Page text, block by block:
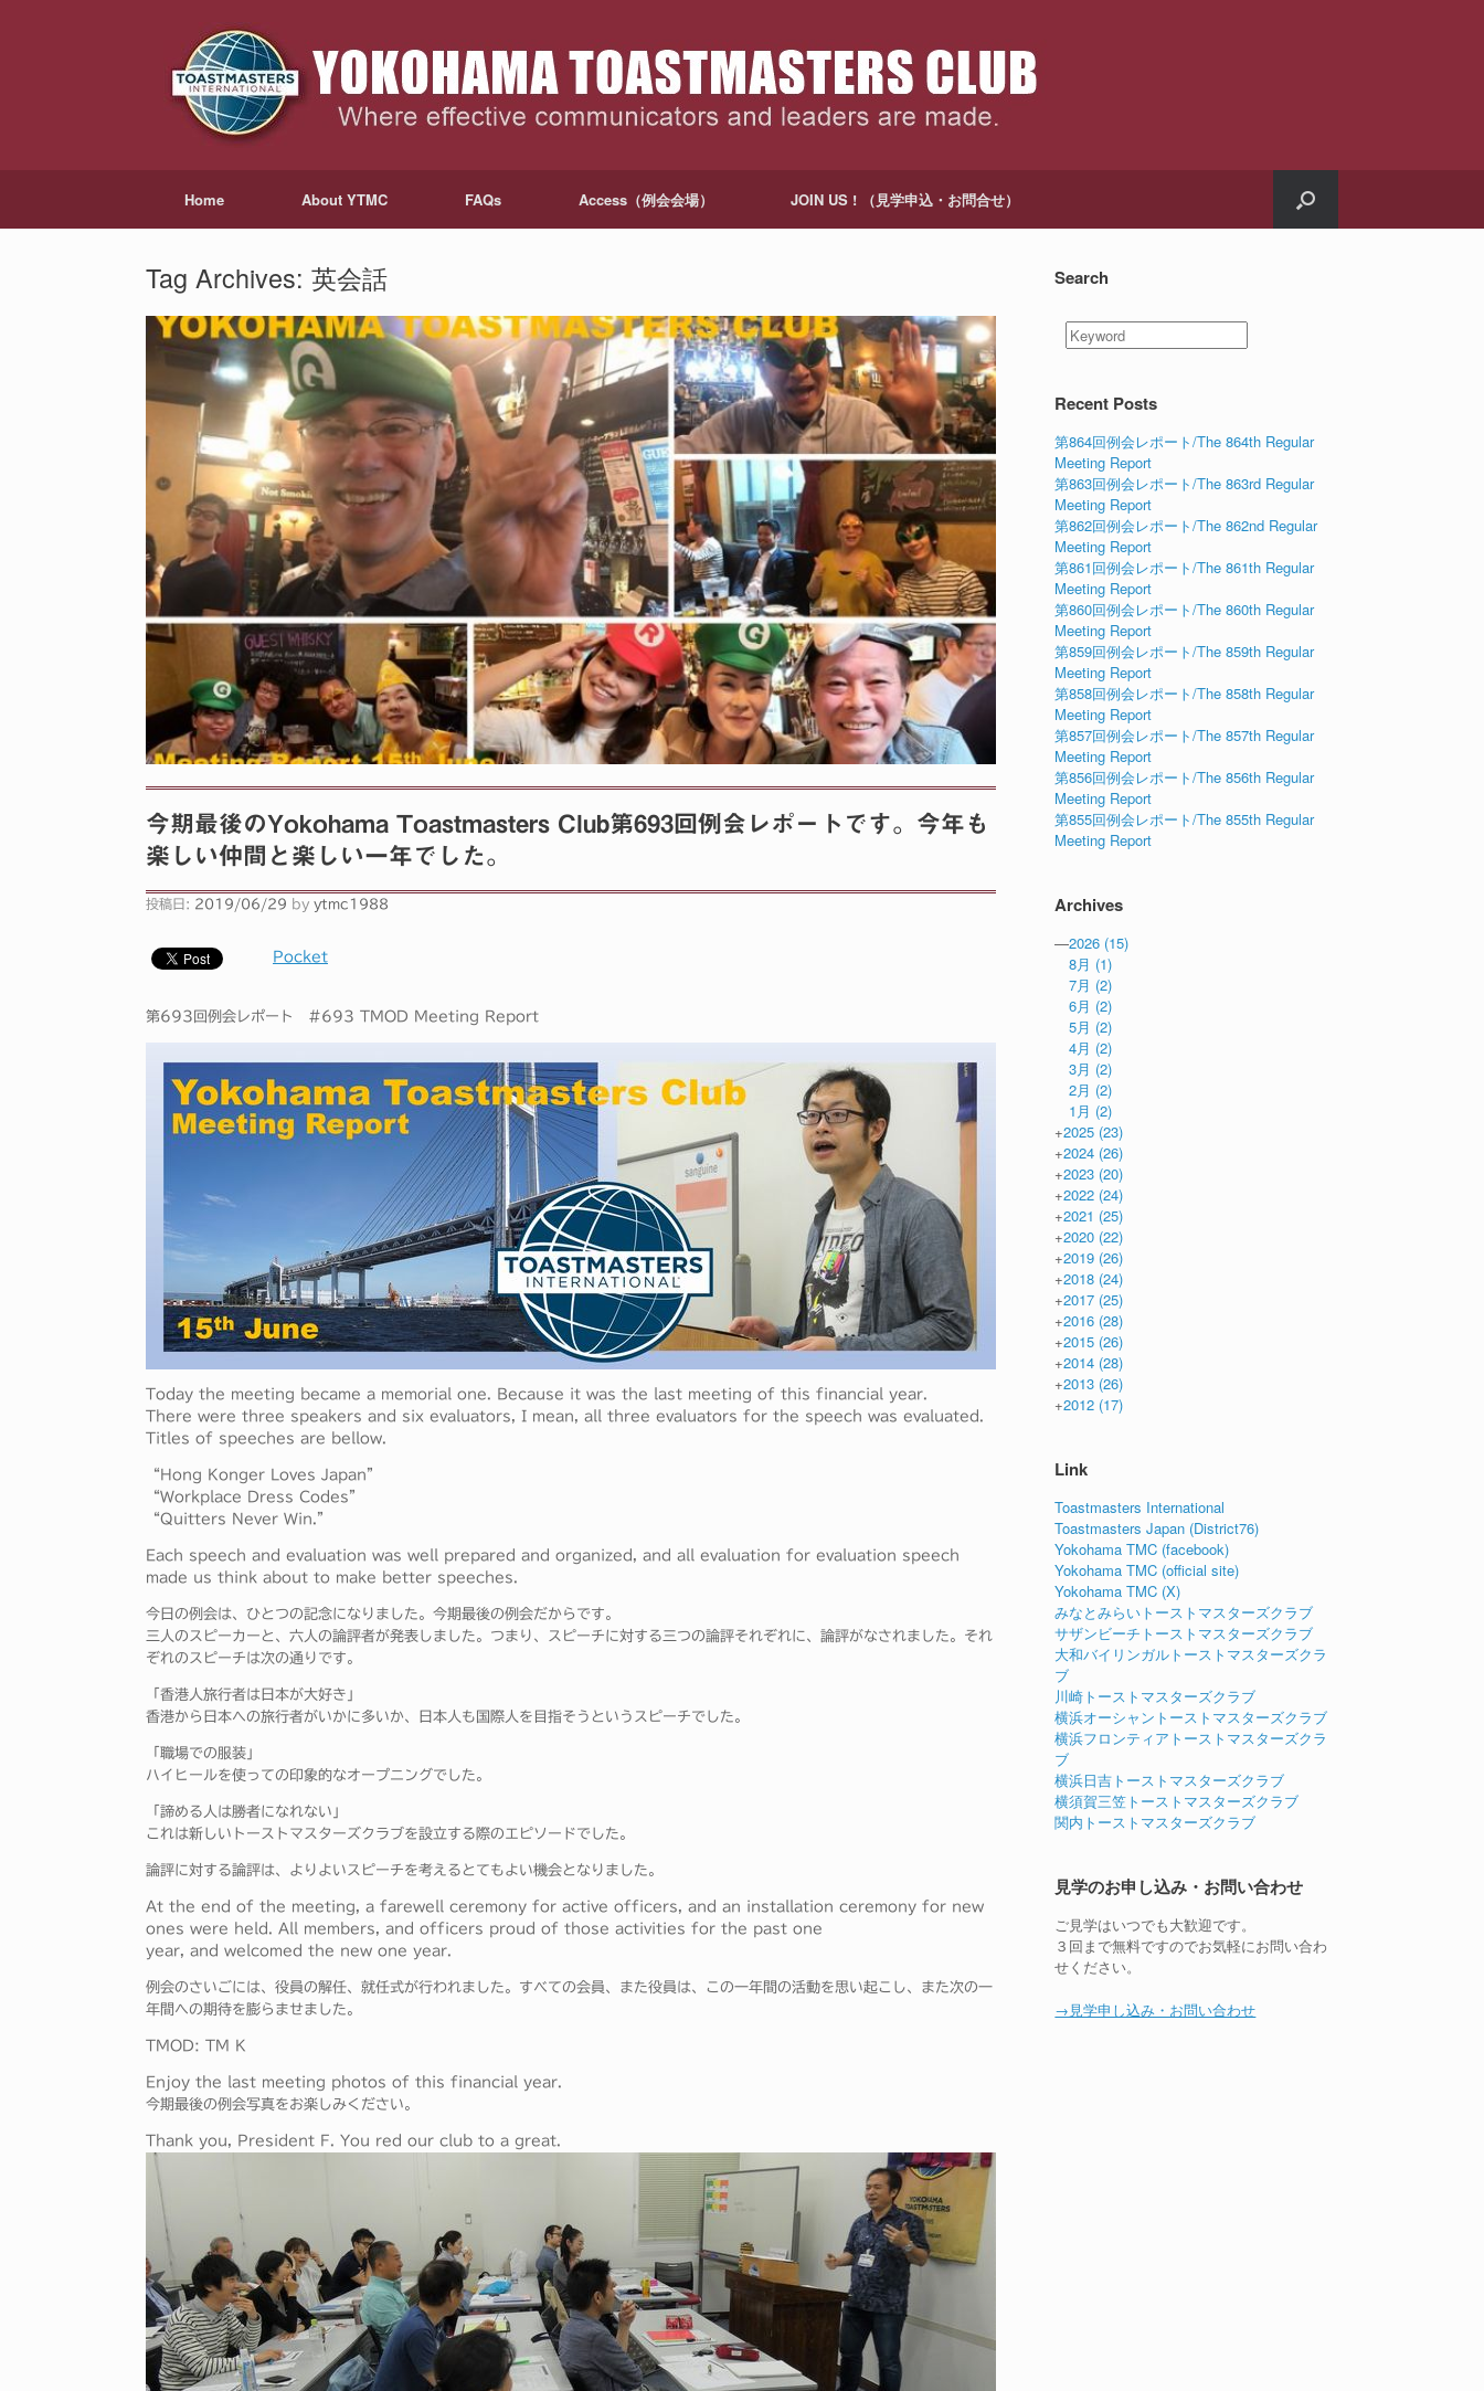
Home About YTMC FAQs Access（例会会場） JOIN US ! （見学申込・お問合せ）
Tag Archives: 英会話
今期最後のYokohama Toastmasters Club第693回例会レポートです。今年も
楽しい仲間と楽しい一年でした。
投稿日: 2019/06/29 by ytmc1988
Pocket
第693回例会レポート #693 TMOD Meeting Report
Today the meeting became a memorial one. Because it was the last meeting of this financial year.
There were three speakers and six evaluators, I mean, all three evaluators for the speech was evaluated.
Titles of speeches are bellow.
“Hong Konger Loves Japan”
“Workplace Dress Codes”
“Quitters Never Win.”
Each speech and evaluation was well prepared and organized, and all evaluation for evaluation speech
made us think about to make better speeches.
今日の例会は、ひとつの記念になりました。今期最後の例会だからです。
三人のスピーカーと、六人の論評者が発表しました。つまり、スピーチに対する三つの論評それぞれに、論評がなされました。それ
ぞれのスピーチは次の通りです。
「香港人旅行者は日本が大好き」
香港から日本への旅行者がいかに多いか、日本人も国際人を目指そうというスピーチでした。
「職場での服装」
ハイヒールを使っての印象的なオープニングでした。
「諦める人は勝者になれない」
これは新しいトーストマスターズクラブを設立する際のエピソードでした。
論評に対する論評は、よりよいスピーチを考えるとてもよい機会となりました。
At the end of the meeting, a farewell ceremony for active officers, and an installation ceremony for new
ones were held. All members, and officers proud of those activities for the past one
year, and welcomed the new one year.
例会のさいごには、役員の解任、就任式が行われました。すべての会員、また役員は、この一年間の活動を思い起こし、また次の一
年間への期待を膨らませました。
TMOD: TM K
Enjoy the last meeting photos of this financial year.
今期最後の例会写真をお楽しみください。
Thank you, President F. You red our club to a great.
Search
Recent Posts
第864回例会レポート/The 864th Regular
Meeting Report
第863回例会レポート/The 863rd Regular
Meeting Report
第862回例会レポート/The 862nd Regular
Meeting Report
第861回例会レポート/The 861th Regular
Meeting Report
第860回例会レポート/The 860th Regular
Meeting Report
第859回例会レポート/The 859th Regular
Meeting Report
第858回例会レポート/The 858th Regular
Meeting Report
第857回例会レポート/The 857th Regular
Meeting Report
第856回例会レポート/The 856th Regular
Meeting Report
第855回例会レポート/The 855th Regular
Meeting Report
Archives
—2026 (15)
8月 (1)
7月 (2)
6月 (2)
5月 (2)
4月 (2)
3月 (2)
2月 (2)
1月 (2)
+2025 (23)
+2024 (26)
+2023 (20)
+2022 (24)
+2021 (25)
+2020 (22)
+2019 (26)
+2018 (24)
+2017 (25)
+2016 (28)
+2015 (26)
+2014 (28)
+2013 (26)
+2012 (17)
Link
Toastmasters International
Toastmasters Japan (District76)
Yokohama TMC (facebook)
Yokohama TMC (official site)
Yokohama TMC (X)
みなとみらいトーストマスターズクラブ
サザンビーチトーストマスターズクラブ
大和バイリンガルトーストマスターズクラ
ブ
川崎トーストマスターズクラブ
横浜オーシャントーストマスターズクラブ
横浜フロンティアトーストマスターズクラ
ブ
横浜日吉トーストマスターズクラブ
横須賀三笠トーストマスターズクラブ
関内トーストマスターズクラブ
見学のお申し込み・お問い合わせ
ご見学はいつでも大歓迎です。
３回まで無料ですのでお気軽にお問い合わ
せください。
→見学申し込み・お問い合わせ